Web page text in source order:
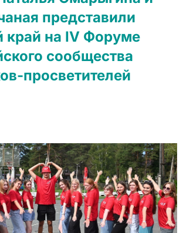
представили
край на IV Форуме
сообщества
просветителей